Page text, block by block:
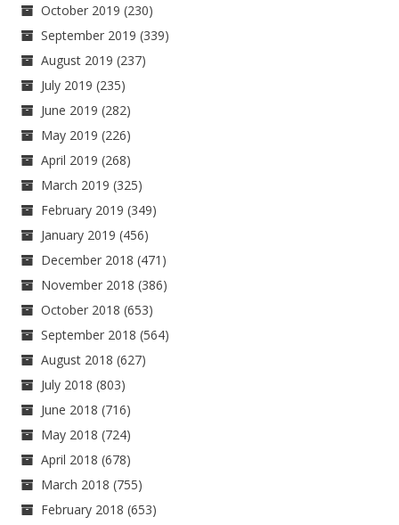
October 2019 (230)
September 2019 (339)
August 2019 (237)
July 2019 (235)
June 2019 (282)
May 2019 (226)
April 2019 (268)
March 2019 (325)
February 2019 (349)
January 2019 (456)
December 2018 (471)
November 2018 (386)
October 2018 (653)
September 2018 (564)
August 2018 (627)
July 2018 (803)
June 2018 (716)
May 2018 (724)
April 2018 (678)
March 2018 (755)
February 2018 (653)